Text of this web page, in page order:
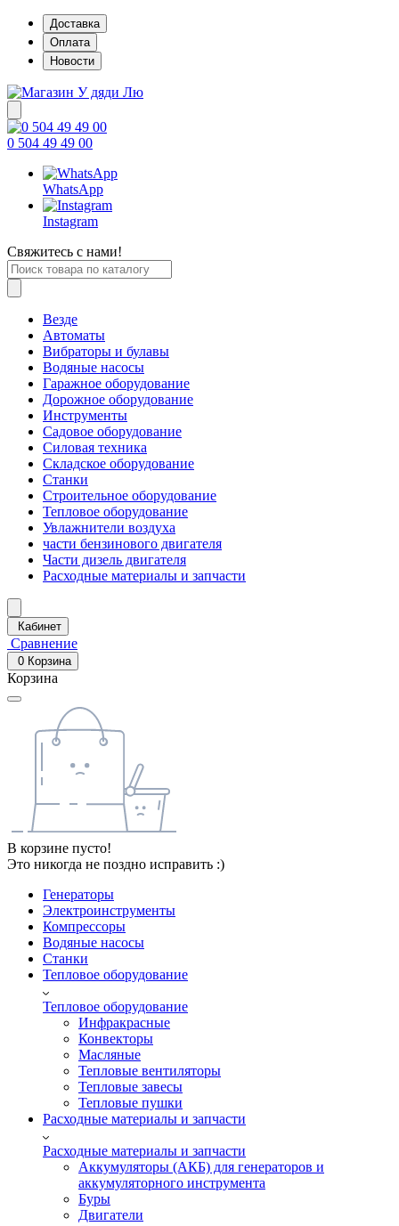
Доставка
Оплата
Новости
0 504 49 49 00
WhatsApp
Instagram
Свяжитесь с нами!
Везде
Автоматы
Вибраторы и булавы
Водяные насосы
Гаражное оборудование
Дорожное оборудование
Инструменты
Садовое оборудование
Силовая техника
Складское оборудование
Станки
Строительное оборудование
Тепловое оборудование
Увлажнители воздуха
части бензинового двигателя
Части дизель двигателя
Расходные материалы и запчасти
Кабинет
Сравнение
0 Корзина
Корзина
В корзине пусто!
Это никогда не поздно исправить :)
Генераторы
Электроинструменты
Компрессоры
Водяные насосы
Станки
Тепловое оборудование
Тепловое оборудование
Инфракрасные
Конвекторы
Масляные
Тепловые вентиляторы
Тепловые завесы
Тепловые пушки
Расходные материалы и запчасти
Расходные материалы и запчасти
Аккумуляторы (АКБ) для генераторов и
аккумуляторного инструмента
Буры
Двигатели